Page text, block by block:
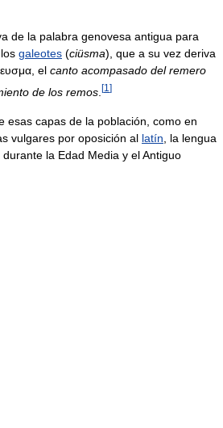
de la palabra genovesa antigua para
galeotes (ciüsma), que a su vez deriva
el canto acompasado del remero
de los remos [1 ]
esas capas de la población, como en
vulgares por oposición al latín , la lengua
la Edad Media y el Antiguo